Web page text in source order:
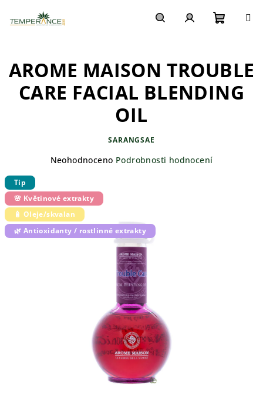
obsah
košík
AROME MAISON TROUBLE
CARE FACIAL BLENDING
OIL
SARANGSAE
Průměrné
je
0,0
z
5
hvězdiček.
Neohodnoceno Podrobnosti hodnocení
Tip
🌸 Květinové extrakty
🧴 Oleje/skvalan
🌿 Antioxidanty / rostlinné extrakty